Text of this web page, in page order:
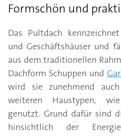
Formschön und
Das Pultdach
und Geschäftshäuser und
aus dem traditionellen
Dachform Schuppen und
wird sie zunehmend
weiteren Haustypen,
genutzt. Grund dafür sind
hinsichtlich der